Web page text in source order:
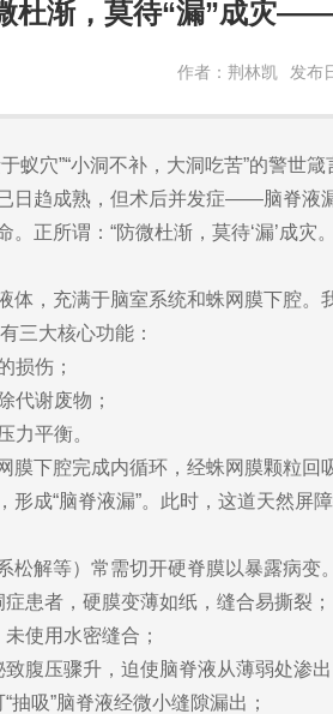
杜渐，莫待“漏”成灾
作者：荆林凯 发布
蚁穴”“小洞不补，大洞吃苦”的警
日趋成熟，但术后并发症——脑脊
正所谓：“防微杜渐，莫待‘漏’成灾
体，充满于脑室系统和蛛网膜下腔
三大核心功能：
损伤；
代谢废物；
力平衡。
膜下腔完成内循环，经蛛网膜颗粒
成“脑脊液漏”。此时，这道天然屏
松解等）常需切开硬脊膜以暴露病变
患者，硬膜变薄如纸，缝合易撕裂；
使用水密缝合；
腹压骤升，迫使脑脊液从薄弱处渗出
抽吸”脑脊液经微小缝隙漏出；